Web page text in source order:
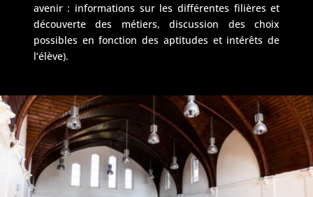
avenir : informations sur les différentes filières et
découverte des métiers, discussion des choix
possibles en fonction des aptitudes et intérêts de
l’élève).